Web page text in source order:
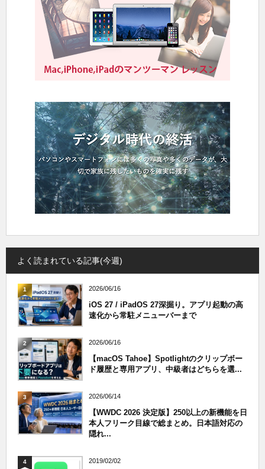
よく読まれている記事(今週)
1 2026/06/16
iOS 27 / iPadOS 27深掘り。アプリ起動の高
速化から常駐メニューバーまで
2 2026/06/16
【macOS Tahoe】Spotlightのクリップボー
ド履歴と専用アプリ、中級者はどちらを選...
3 2026/06/14
【WWDC 2026 決定版】250以上の新機能を日
本人フリーク目線で総まとめ。日本語対応の
隠れ...
4 2019/02/02